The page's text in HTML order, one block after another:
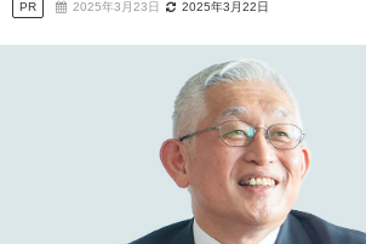
PR 2025年3月23日 2025年3月22日